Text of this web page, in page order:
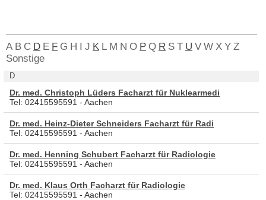
A B C D E F G H I J K L M N O P Q R S T U V W X Y Z
Sonstige
D
Dr. med. Christoph Lüders Facharzt für Nuklearmedi
Tel: 02415595591 - Aachen
Dr. med. Heinz-Dieter Schneiders Facharzt für Radi
Tel: 02415595591 - Aachen
Dr. med. Henning Schubert Facharzt für Radiologie
Tel: 02415595591 - Aachen
Dr. med. Klaus Orth Facharzt für Radiologie
Tel: 02415595591 - Aachen